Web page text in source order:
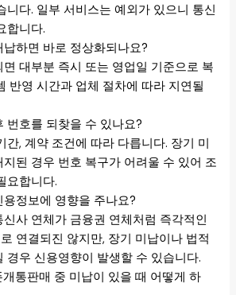
니다. 일부 서비스는 예외가 있으니 통신
합니다.
납하면 바로 정상화되나요?
대부분 즉시 또는 영업일 기준으로 복
반영 시간과 업체 절차에 따라 지연될
번호를 되찾을 수 있나요?
간, 계약 조건에 따라 다릅니다. 장기 미
지된 경우 번호 복구가 어려울 수 있어 조
요합니다.
용정보에 영향을 주나요?
신사 연체가 금융권 연체처럼 즉각적인
연결되진 않지만, 장기 미납이나 법적
경우 신용영향이 발생할 수 있습니다.
개통판매 중 미납이 있을 때 어떻게 하